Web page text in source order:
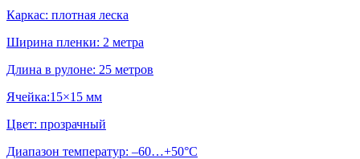
Каркас: плотная леска
Ширина пленки: 2 метра
Длина в рулоне: 25 метров
Ячейка:15×15 мм
Цвет: прозрачный
Диапазон температур: –60…+50°С